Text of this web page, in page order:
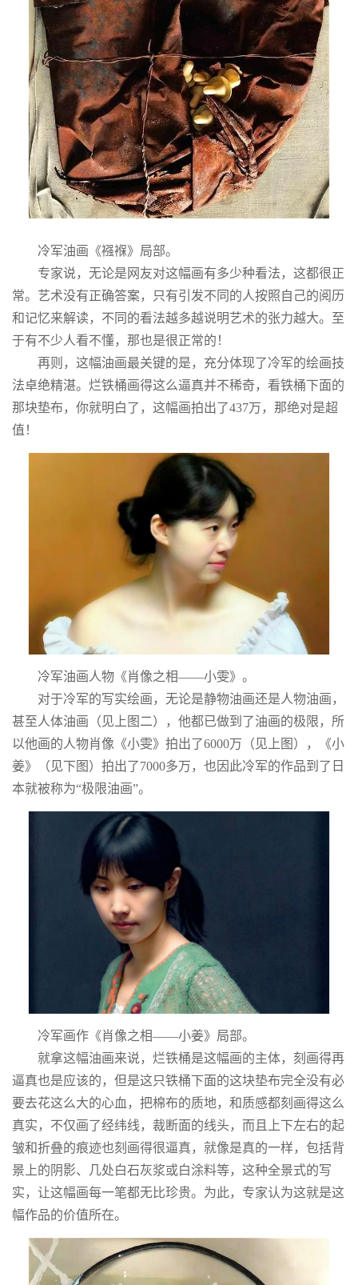
冷军油画《襁褓》局部。
专家说，无论是网友对这幅画有多少种看法，这都很正
常。艺术没有正确答案，只有引发不同的人按照自己的阅历
和记忆来解读，不同的看法越多越说明艺术的张力越大。至
于有不少人看不懂，那也是很正常的！
再则，这幅油画最关键的是，充分体现了冷军的绘画技
法卓绝精湛。烂铁桶画得这么逼真并不稀奇，看铁桶下面的
那块垫布，你就明白了，这幅画拍出了437万，那绝对是超
值！
冷军油画人物《肖像之相——小雯》。
对于冷军的写实绘画，无论是静物油画还是人物油画，
甚至人体油画（见上图二），他都已做到了油画的极限，所
以他画的人物肖像《小雯》拍出了6000万（见上图），《小
姜》（见下图）拍出了7000多万，也因此冷军的作品到了日
本就被称为“极限油画”。
冷军画作《肖像之相——小姜》局部。
就拿这幅油画来说，烂铁桶是这幅画的主体，刻画得再
逼真也是应该的，但是这只铁桶下面的这块垫布完全没有必
要去花这么大的心血，把棉布的质地，和质感都刻画得这么
真实，不仅画了经纬线，裁断面的线头，而且上下左右的起
皱和折叠的痕迹也刻画得很逼真，就像是真的一样，包括背
景上的阴影、几处白石灰浆或白涂料等，这种全景式的写
实，让这幅画每一笔都无比珍贵。为此，专家认为这就是这
幅作品的价值所在。